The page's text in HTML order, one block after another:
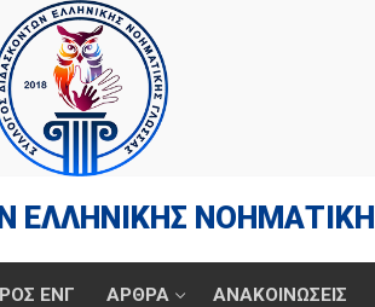
ΕΛΛΗΝΙΚΗΣ
ΕΝΓ ΑΡΘΡΑ ΑΝΑΚΟΙΝΩΣΕΙΣ